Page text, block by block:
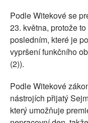
Podle Witekové se
23. května, protože
posledním, které je
vypršení funkčního
(2)).
Podle Witekové
nástrojích přijatý
který umožňuje